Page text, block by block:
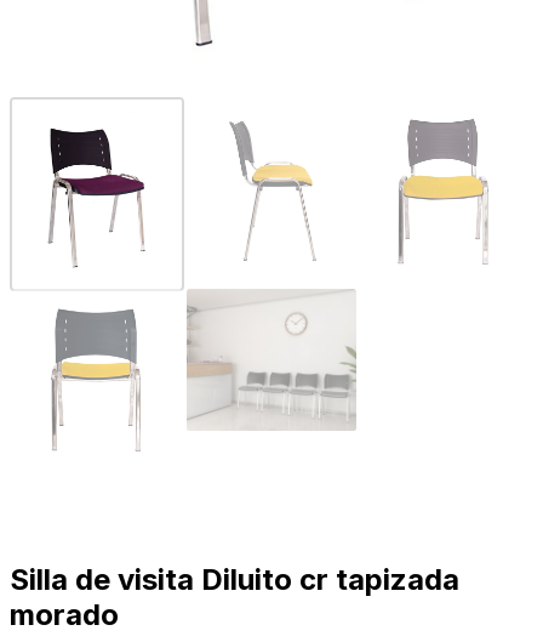
Silla de visita Diluito cr tapizada
morado